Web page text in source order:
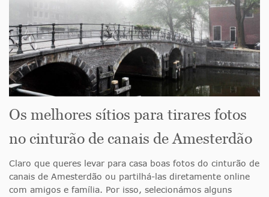
Os melhores sítios para tirares fotos
no cinturão de canais de Amesterdão
Claro que queres levar para casa boas fotos do cinturão de
canais de Amesterdão ou partilhá-las diretamente online
com amigos e família. Por isso, selecionámos alguns